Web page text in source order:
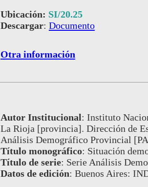
Ubicación: SI/20.25
Descargar: Documento
Otra información
Autor Institucional: Instituto
La Rioja [provincia]. Dirección de
Análisis Demográfico Provincial
Título monográfico: Situación
Título de serie: Serie Análisis
Datos de edición: Buenos Aires: